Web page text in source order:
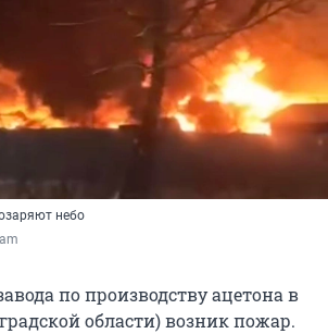
небо
по производству ацетона в
области) возник пожар.